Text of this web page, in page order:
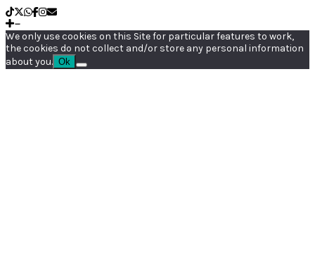
We only use cookies on this Site for particular features to work,
the cookies do not collect and/or store any personal information
about you. Ok